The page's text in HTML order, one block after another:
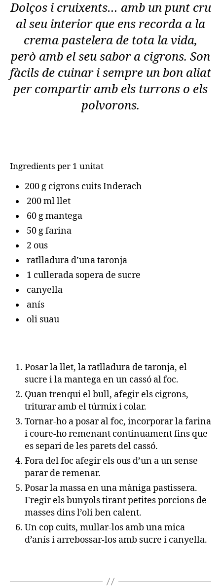
Dolços i cruixents… amb un punt cru
al seu interior que ens recorda a la
crema pastelera de tota la vida,
però amb el seu sabor a cigrons. Son
fàcils de cuinar i sempre un bon aliat
per compartir amb els turrons o els
polvorons.
Ingredients per 1 unitat
200 g cigrons cuits Inderach
200 ml llet
60 g mantega
50 g farina
2 ous
ratlladura d’una taronja
1 cullerada sopera de sucre
canyella
anís
oli suau
Posar la llet, la ratlladura de taronja, el
sucre i la mantega en un cassó al foc.
Quan trenqui el bull, afegir els cigrons,
triturar amb el túrmix i colar.
Tornar-ho a posar al foc, incorporar la farina
i coure-ho remenant contínuament fins que
es separi de les parets del cassó.
Fora del foc afegir els ous d’un a un sense
parar de remenar.
Posar la massa en una màniga pastissera.
Fregir els bunyols tirant petites porcions de
masses dins l’oli ben calent.
Un cop cuits, mullar-los amb una mica
d’anís i arrebossar-los amb sucre i canyella.